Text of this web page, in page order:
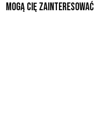
Mogą Cię zainteresować